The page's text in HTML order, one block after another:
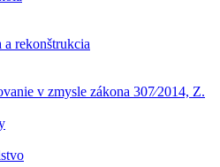
a rekonštrukcia
v zmysle zákona 307⁄2014, Z.